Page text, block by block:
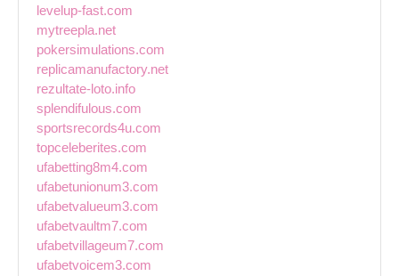
levelup-fast.com
mytreepla.net
pokersimulations.com
replicamanufactory.net
rezultate-loto.info
splendifulous.com
sportsrecords4u.com
topceleberites.com
ufabetting8m4.com
ufabetunionum3.com
ufabetvalueum3.com
ufabetvaultm7.com
ufabetvillageum7.com
ufabetvoicem3.com